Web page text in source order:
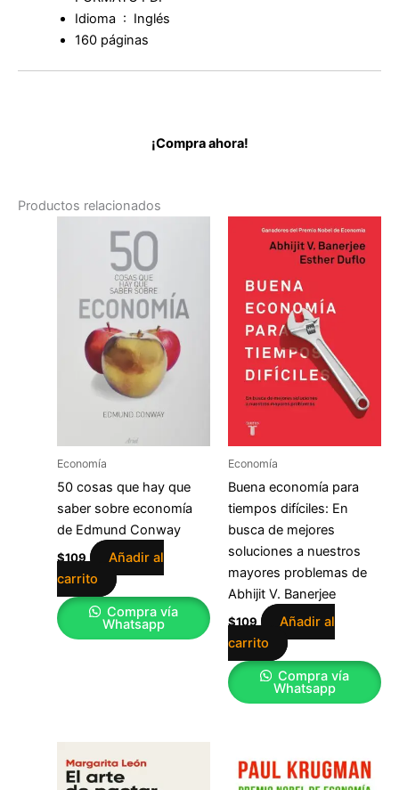
Guerrero
Idioma ‏ : ‎ Inglés
160 páginas
¡Compra ahora!
Productos relacionados
Economía
50 cosas que hay que
saber sobre economía
de Edmund Conway
$109
Añadir al
carrito
Compra vía
Whatsapp
Economía
Buena economía para
tiempos difíciles: En
busca de mejores
soluciones a nuestros
mayores problemas de
Abhijit V. Banerjee
$109
Añadir al
carrito
Compra vía
Whatsapp